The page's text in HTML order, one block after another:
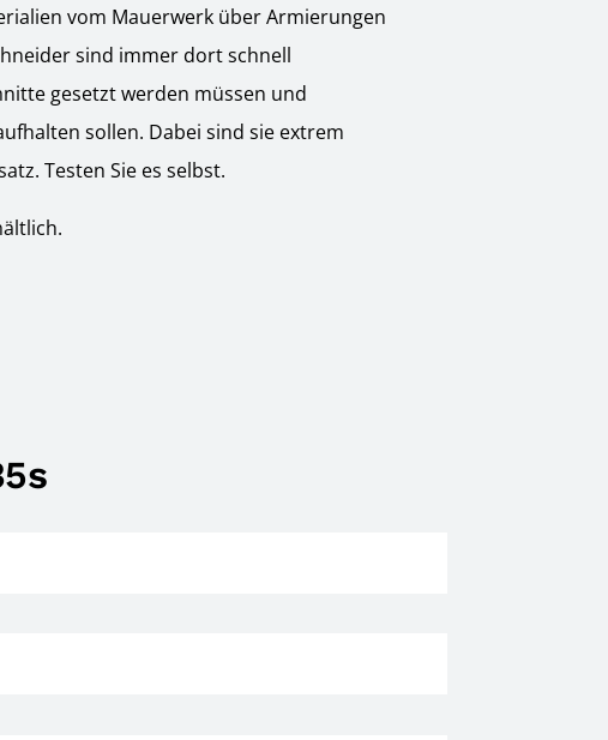
vom Mauerwerk über Armierungen
sind immer dort schnell
gesetzt werden müssen und
sollen. Dabei sind sie extrem
Testen Sie es selbst.